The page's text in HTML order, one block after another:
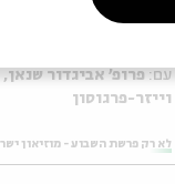
עם: פרופ' אביגדור שנאן,
וייזר-פרגוסון
מתוך:
לא רק פרשת השבוע - מוזיאון